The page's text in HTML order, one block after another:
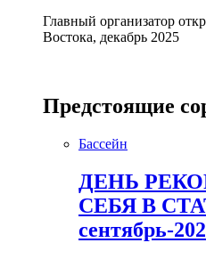
Главный организатор
Востока, декабрь 2025
Предстоящие
Бассейн
ДЕНЬ
СЕБЯ В
сентябрь-